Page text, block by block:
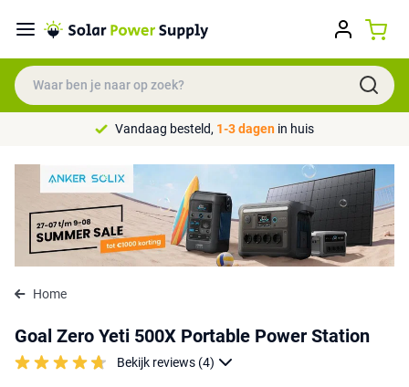
Vandaag besteld, 1-3 dagen in huis
Home
Goal Zero Yeti 500X Portable Power Station
Bekijk reviews (4)